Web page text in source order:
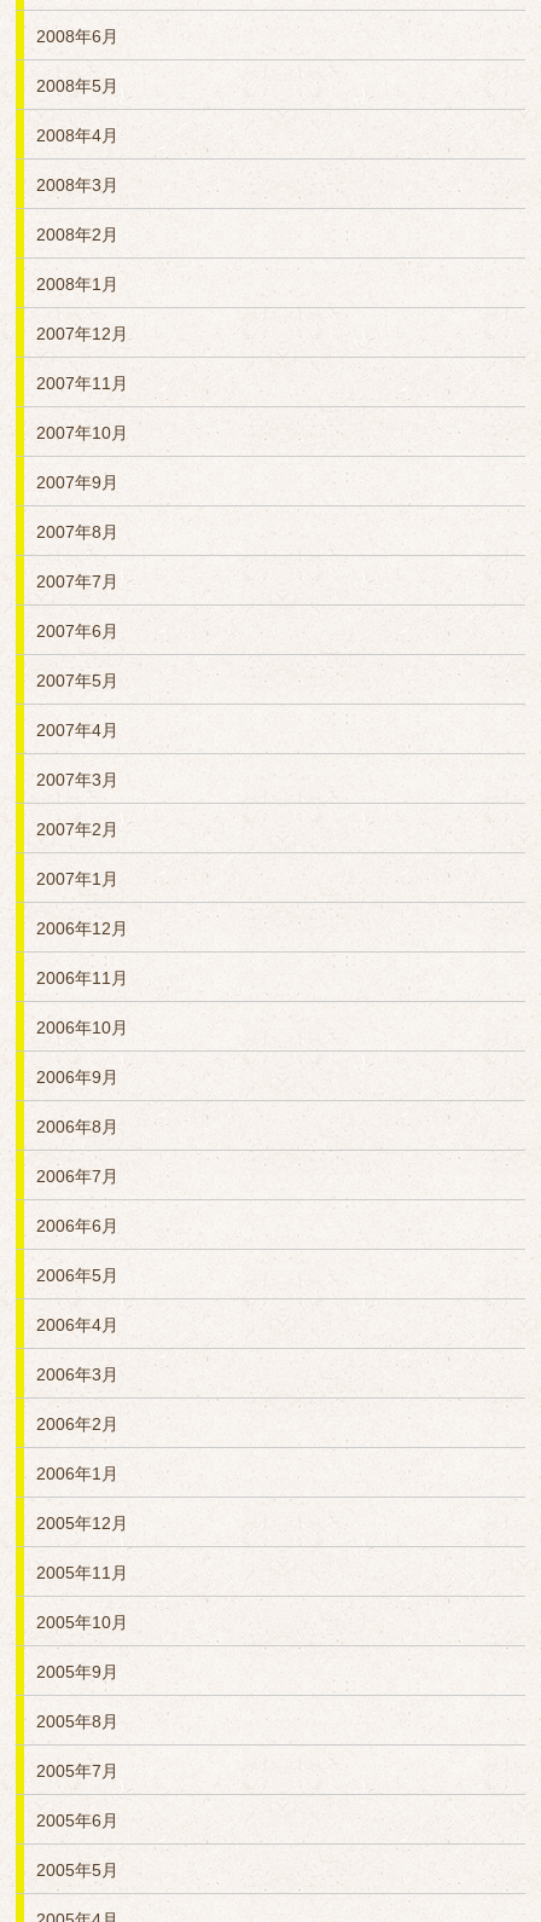
2008年6月
2008年5月
2008年4月
2008年3月
2008年2月
2008年1月
2007年12月
2007年11月
2007年10月
2007年9月
2007年8月
2007年7月
2007年6月
2007年5月
2007年4月
2007年3月
2007年2月
2007年1月
2006年12月
2006年11月
2006年10月
2006年9月
2006年8月
2006年7月
2006年6月
2006年5月
2006年4月
2006年3月
2006年2月
2006年1月
2005年12月
2005年11月
2005年10月
2005年9月
2005年8月
2005年7月
2005年6月
2005年5月